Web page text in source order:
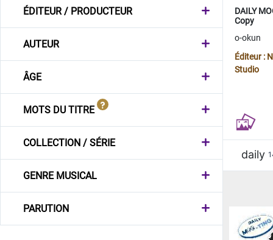
ÉDITEUR / PRODUCTEUR
AUTEUR
ÂGE
MOTS DU TITRE
COLLECTION / SÉRIE
GENRE MUSICAL
PARUTION
DAILY
Copy
o-okun
Éditeur :
Studio
daily